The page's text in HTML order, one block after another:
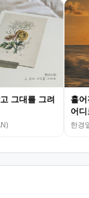
그대를 그려
흩
어
한경